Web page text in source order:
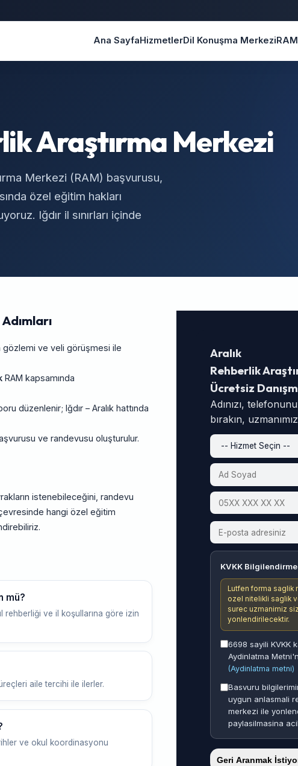
Ana SayfaHizmetlerDil Konuşma MerkeziRAM
Araştırma Merkezi
Merkezi (RAM) başvurusu,
özel eğitim hakları
Iğdır il sınırları içinde
gözlemi ve veli görüşmesi ile
RAM kapsamında
düzenlenir; Iğdır – Aralık hattında
ve randevusu oluşturulur.
istenebileceğini, randevu
hangi özel eğitim
mü?
ve il koşullarına göre izin
aile tercihi ile ilerler.
ve okul koordinasyonu
Aralık
Rehberlik
Ücretsiz
Adınızı,
bırakın,
KVKK Bilgilendirme
Lutfen forma saglik
ozel nitelikli saglik
surec uzmanimiz
yonlendirilecektir.
6698 sayili KVKK
Aydinlatma
(Aydinlatma metni)
Basvuru
uygun anlasmali
merkezi ile
paylasilmasina
Geri Aranmak